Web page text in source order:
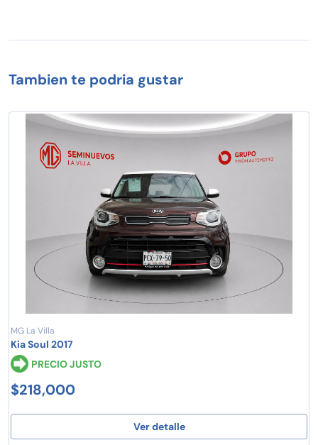
Tambien te podria gustar
MG La Villa
Kia Soul 2017
PRECIO JUSTO
$218,000
Ver detalle